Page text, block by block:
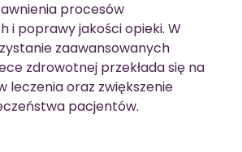
procesów
i poprawy jakości opieki. W
zaawansowanych
zdrowotnej przekłada się na
leczenia oraz zwiększenie
pacjentów.